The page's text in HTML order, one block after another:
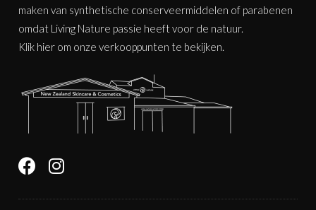
maken van synthetische conserveermiddelen of parabenen
omdat Living Nature passie heeft voor de natuur.
Klik hier om onze verkooppunten te bekijken.